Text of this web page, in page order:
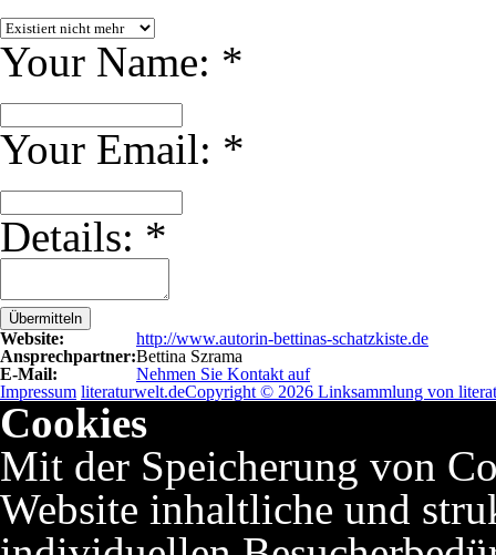
Your Name: *
Your Email: *
Details: *
Übermitteln
Website:
http://www.autorin-bettinas-schatzkiste.de
Ansprechpartner:Bettina Szrama
E-Mail:
Nehmen Sie Kontakt auf
Impressum literaturwelt.deCopyright © 2026 Linksammlung von
Cookies
Mit der Speicherung von
Website inhaltliche und